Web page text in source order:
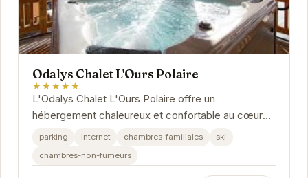
Odalys Chalet L'Ours Polaire
★★★★★
L'Odalys Chalet L'Ours Polaire offre un
hébergement chaleureux et confortable au cœur
des Deux Alpes. Avec un accès facile aux pistes
parking internet chambres-familiales
ski
chambres-non-fumeurs